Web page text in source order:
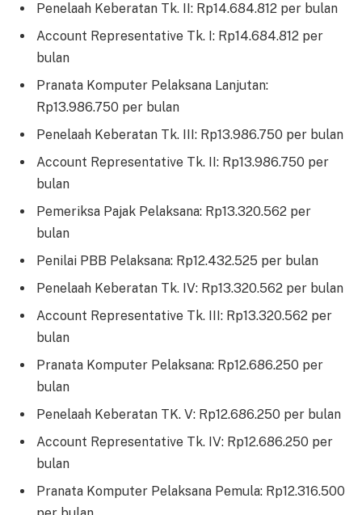
Penelaah Keberatan Tk. II: Rp14.684.812 per bulan
Account Representative Tk. I: Rp14.684.812 per
bulan
Pranata Komputer Pelaksana Lanjutan:
Rp13.986.750 per bulan
Penelaah Keberatan Tk. III: Rp13.986.750 per bulan
Account Representative Tk. II: Rp13.986.750 per
bulan
Pemeriksa Pajak Pelaksana: Rp13.320.562 per
bulan
Penilai PBB Pelaksana: Rp12.432.525 per bulan
Penelaah Keberatan Tk. IV: Rp13.320.562 per bulan
Account Representative Tk. III: Rp13.320.562 per
bulan
Pranata Komputer Pelaksana: Rp12.686.250 per
bulan
Penelaah Keberatan TK. V: Rp12.686.250 per bulan
Account Representative Tk. IV: Rp12.686.250 per
bulan
Pranata Komputer Pelaksana Pemula: Rp12.316.500